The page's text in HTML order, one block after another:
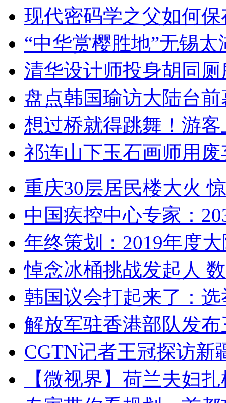
现代密码学之父如何
“中华赏樱胜地”无锡
清华设计师投身胡同
盘点韩国瑜访大陆台
想过桥就得跳舞！游客
祁连山下玉石画师用
重庆30层居民楼大火
中国疾控中心专家：
年终策划：2019年度
悼念冰桶挑战发起人
韩国议会打起来了：
解放军驻香港部队发
CGTN记者王冠探访新
【微视界】荷兰夫妇